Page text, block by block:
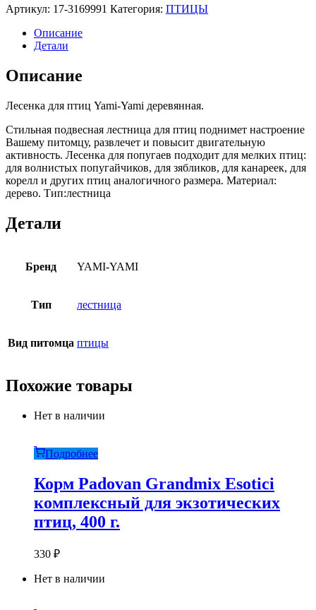
Артикул: 17-3169991 Категория: ПТИЦЫ
Описание
Детали
Описание
Лесенка для птиц Yami-Yami деревянная.
Стильная подвесная лестница для птиц поднимет настроение
Вашему питомцу, развлечет и повысит двигательную
активность. Лесенка для попугаев подходит для мелких птиц:
для волнистых попугайчиков, для зябликов, для канареек, для
корелл и других птиц аналогичного размера. Материал:
дерево. Тип:лестница
Детали
Бренд YAMI-YAMI
Тип лестница
Вид питомца птицы
Похожие товары
Нет в наличии
Подробнее
Корм Padovan Grandmix Esotici
комплексный для экзотических
птиц, 400 г.
330 ₽
Нет в наличии